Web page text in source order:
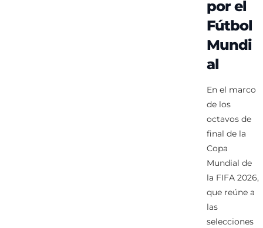
por el
Fútbol
Mundi
al
En el marco
de los
octavos de
final de la
Copa
Mundial de
la FIFA 2026,
que reúne a
las
selecciones